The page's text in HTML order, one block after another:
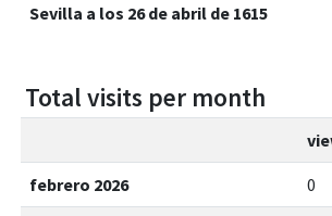
Sevilla a los 26 de abril de 1615
Total visits per month
febrero 2026 0